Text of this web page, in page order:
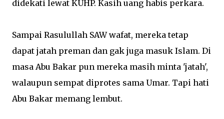
didekati lewat KUHP. Kasih uang habis perkara.
Sampai Rasulullah SAW wafat, mereka tetap
dapat jatah preman dan gak juga masuk Islam. Di
masa Abu Bakar pun mereka masih minta 'jatah',
walaupun sempat diprotes sama Umar. Tapi hati
Abu Bakar memang lembut.